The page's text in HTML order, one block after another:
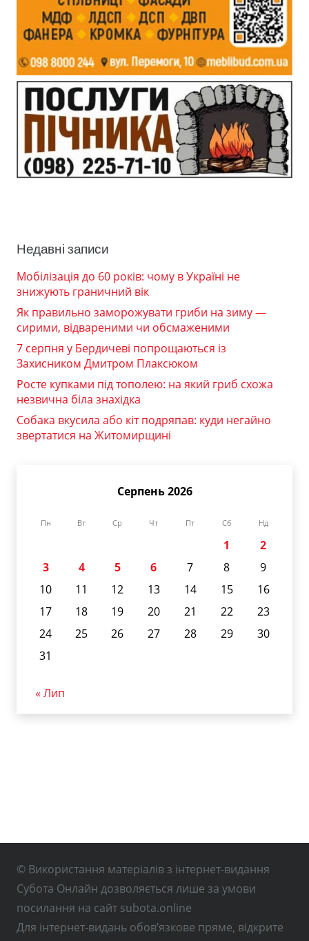
Недавні записи
Мобілізація до 60 років: чому в Україні не
знижують граничний вік
Як правильно заморожувати гриби на зиму —
сирими, відвареними чи обсмаженими
7 серпня у Бердичеві попрощаються із
Захисником Дмитром Плаксюком
Росте купками під тополею: на який гриб схожа
незвична біла знахідка
Собака вкусила або кіт подряпав: куди негайно
звертатися на Житомирщині
Серпень 2026
Пн Вт Ср Чт Пт Сб Нд
1
2
3
4 5 6 7 8
9
10
11 12 13 14 15
16
17
18 19 20 21 22
23
24
25 26 27 28 29
30
31
« Лип
© Використання матеріалів з інтернет-видання
Субота Онлайн дозволяється лише за умови
посилання на сайт subota.online
Для інтернет-видань обов’язкове пряме, відкрите